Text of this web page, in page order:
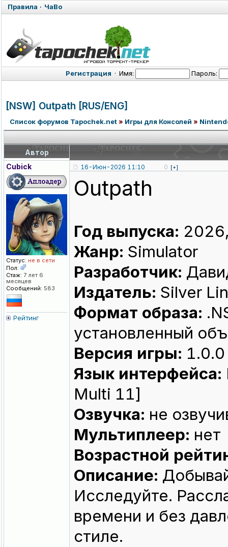
Правила · ЧаВо
Регистрация · Имя: Пароль:
[NSW] Outpath [RUS/ENG]
Список форумов Tapochek.net» Игры для Консолей »
Автор
Cubick
Статус: не в сети
Пол:
Стаж: 7 лет 6
месяцев
Сообщений: 583
Рейтинг
16-Июн-2026 11:10 0 [+]
Outpath
Год выпуска:
Жанр: Simulator
Разработчик:
Издатель: Silver
Формат образа:
установленный
Версия игры: 1.0.0
Язык интерфейса:
Multi 11]
Озвучка: не
Мультиплеер: нет
Возрастной
Описание:
Исследуйте.
времени и без
стиле.